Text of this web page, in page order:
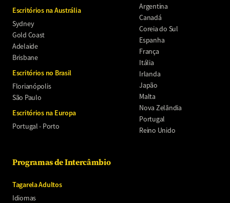
Escritórios na Austrália
Sydney
Gold Coast
Adelaide
Brisbane
Escritórios no Brasil
Florianópolis
São Paulo
Escritórios na Europa
Portugal - Porto
Argentina
Canadá
Coreia do Sul
Espanha
França
Itália
Irlanda
Japão
Malta
Nova Zelândia
Portugal
Reino Unido
Programas de Intercâmbio
Tagarela Adultos
Idiomas